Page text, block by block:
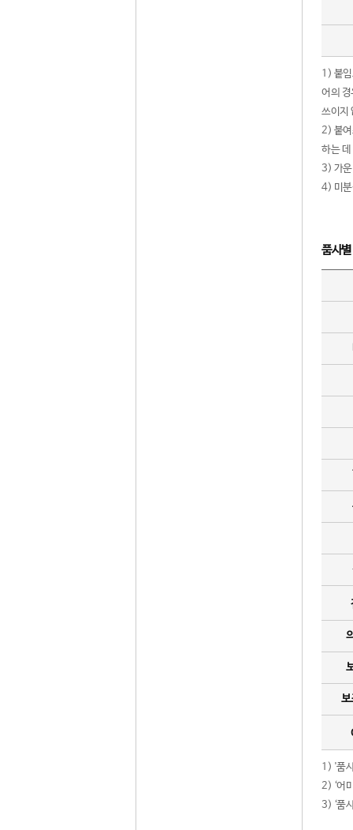
1) 붙
어의
쓰이지
2) 붙여
하는
3) 가운
4) 미분
품사
보
1) '품
2) ‘어
3) ‘품